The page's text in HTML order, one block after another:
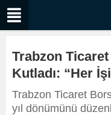
Trabzon Ticaret
Kutladı: “Her
Trabzon Ticaret
yıl dönümünü